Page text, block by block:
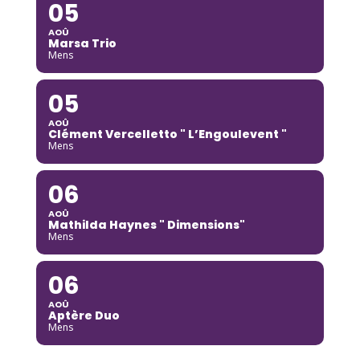
05
AOÛ
Marsa Trio
Mens
05
AOÛ
Clément Vercelletto " L’Engoulevent "
Mens
06
AOÛ
Mathilda Haynes " Dimensions"
Mens
06
AOÛ
Aptère Duo
Mens